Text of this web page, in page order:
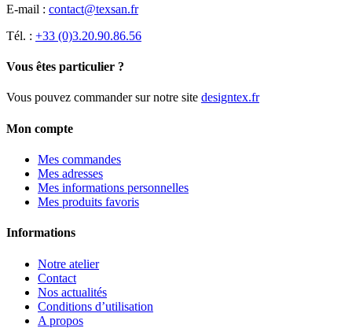
E-mail : contact@texsan.fr
Tél. : +33 (0)3.20.90.86.56
Vous êtes particulier ?
Vous pouvez commander sur notre site designtex.fr
Mon compte
Mes commandes
Mes adresses
Mes informations personnelles
Mes produits favoris
Informations
Notre atelier
Contact
Nos actualités
Conditions d’utilisation
A propos